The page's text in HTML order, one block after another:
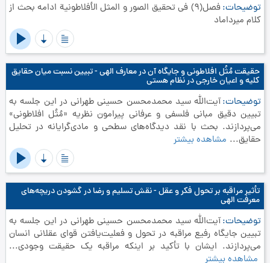
توضیحات
فصل(9) في تحقيق الصور و المثل الأفلاطونية ادامه بحث از
کلام میرداماد
حقیقت مُثُل افلاطونی و جایگاه آن در معارف الهی - تبیین نسبت میان حقایق
کلیه و اعیان خارجی در نظام هستی
توضیحات آیت‌الله سید محمدمحسن حسینی طهرانی در این جلسه به
تبیین دقیق مبانی فلسفی و عرفانی پیرامون نظریه «مُثُل افلاطونی»
می‌پردازند. بحث با نقد دیدگاه‌های سطحی و مادی‌گرایانه در تحلیل
حقایق... مشاهده بیشتر
تأثیر مراقبه بر تحول فکر و عقل - نقش تسلیم و رضا در گشودن دریچه‌های
معرفت الهی
توضیحات آیت‌الله سید محمدمحسن حسینی طهرانی در این جلسه به
تبیین جایگاه رفیع مراقبه در تحول و فعلیت‌یافتن قوای عقلانی انسان
می‌پردازند. ایشان با تأکید بر اینکه مراقبه یک حقیقت وجودی...
مشاهده بیشتر